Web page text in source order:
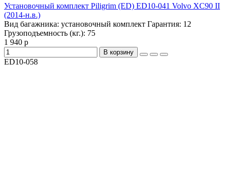
Установочный комплект Piligrim (ED) ED10-041 Volvo XC90 II
(2014-н.в.)
Вид багажника: установочный комплект Гарантия: 12
Грузоподъемность (кг.): 75
1 940 р
В корзину
ED10-058